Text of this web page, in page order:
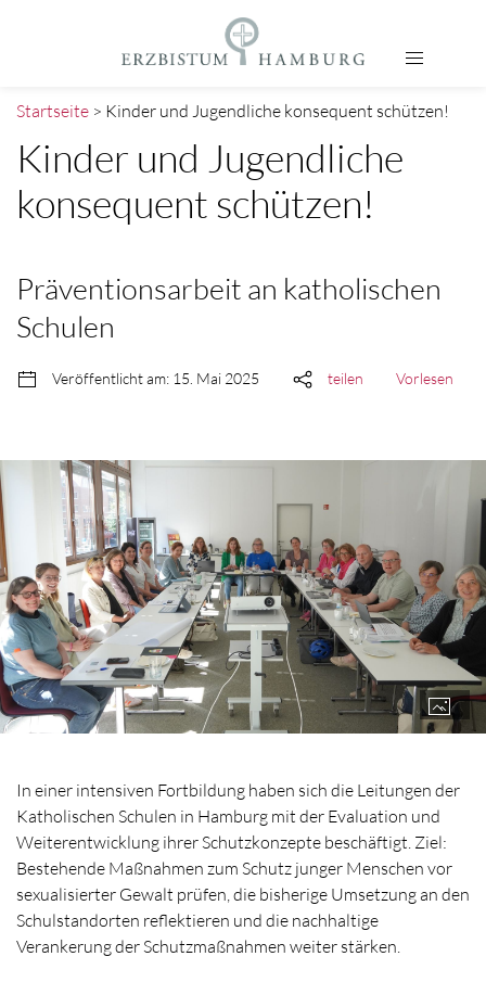
Startseite > Kinder und Jugendliche konsequent schützen!
Kinder und Jugendliche
konsequent schützen!
Präventionsarbeit an katholischen
Schulen
Veröffentlicht am: 15. Mai 2025 teilen Vorlesen
In einer intensiven Fortbildung haben sich die Leitungen der
Katholischen Schulen in Hamburg mit der Evaluation und
Weiterentwicklung ihrer Schutzkonzepte beschäftigt. Ziel:
Bestehende Maßnahmen zum Schutz junger Menschen vor
sexualisierter Gewalt prüfen, die bisherige Umsetzung an den
Schulstandorten reflektieren und die nachhaltige
Verankerung der Schutzmaßnahmen weiter stärken.